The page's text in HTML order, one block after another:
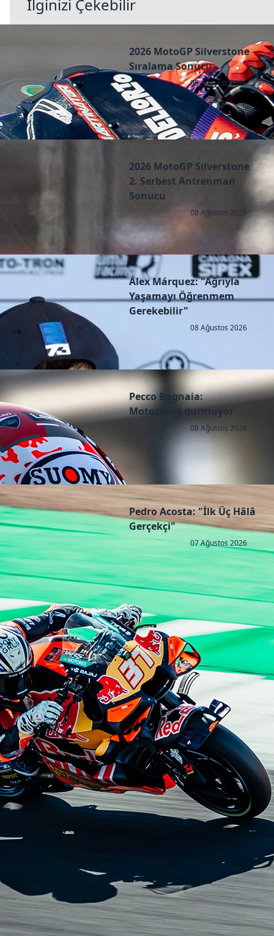
İlginizi Çekebilir
2026 MotoGP Silverstone
Sıralama Sonucu
08 Ağustos 2026
2026 MotoGP Silverstone
2. Serbest Antrenman
Sonucu
08 Ağustos 2026
Álex Márquez: "Ağrıyla
Yaşamayı Öğrenmem
Gerekebilir"
08 Ağustos 2026
Pecco Bagnaia:
Motosiklet durmuyor
08 Ağustos 2026
Pedro Acosta: "İlk Üç Hâlâ
Gerçekçi"
07 Ağustos 2026
Copyright © 2026 - All right reserved by RaceResult